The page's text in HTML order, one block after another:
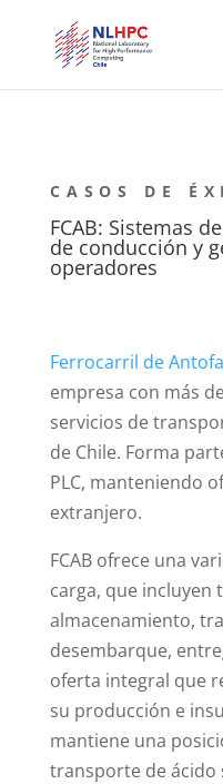
FCAB: Sistemas
de conducción y
operadores
Ferrocarril de
empresa con más
servicios de
de Chile. Forma
PLC, manteniendo
extranjero.
FCAB ofrece una
carga, que incluyen
almacenamiento,
desembarque,
oferta integral que
su producción e
mantiene una
transporte de ácido